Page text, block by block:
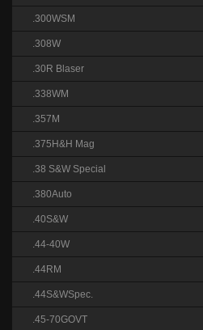
.300WSM
.308W
.30R Blaser
.338WM
.357M
.375H&H Mag
.38 S&W Special
.380Auto
.40S&W
.44-40W
.44RM
.44S&WSpec.
.45-70GOVT